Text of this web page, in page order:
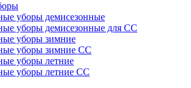
уборы демисезонные
уборы демисезонные для СС
уборы зимние
уборы зимние СС
уборы летние
уборы летние СС